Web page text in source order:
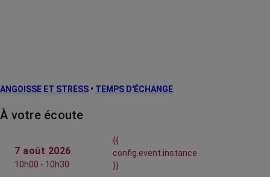
ANGOISSE ET STRESS • TEMPS D'ÉCHANGE
À votre écoute
7 août 2026
10h00 - 10h30
{{
config.event.instance
}}